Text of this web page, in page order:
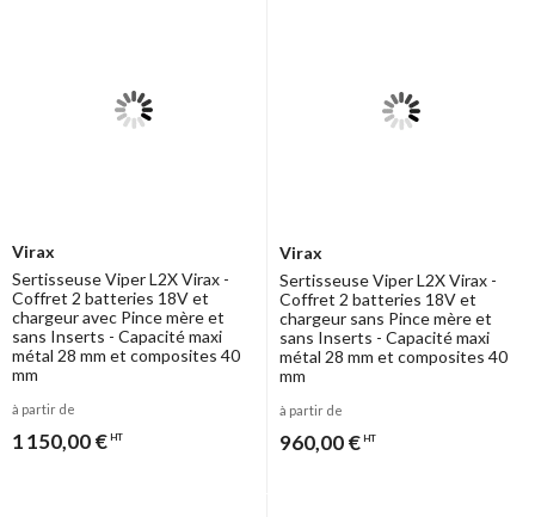
Virax
Sertisseuse Viper L2X Virax -
Coffret 2 batteries 18V et
chargeur avec Pince mère et
sans Inserts - Capacité maxi
métal 28 mm et composites 40
mm
à partir de
1 150,00 € HT
Virax
Sertisseuse Viper L2X Virax -
Coffret 2 batteries 18V et
chargeur sans Pince mère et
sans Inserts - Capacité maxi
métal 28 mm et composites 40
mm
à partir de
960,00 € HT